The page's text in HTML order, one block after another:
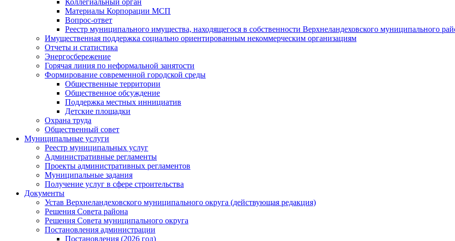
Коллегиальный орган
Материалы Корпорации МСП
Вопрос-ответ
Реестр муниципального имущества, находящегося в собственности Верхнеландеховского муниципального
Имущественная поддержка социально ориентированным некоммерческим организациям
Отчеты и статистика
Энергосбережение
Горячая линия по неформальной занятости
Формирование современной городской среды
Общественные территории
Общественное обсуждение
Поддержка местных иннициатив
Детские площадки
Охрана труда
Общественный совет
Муниципальные услуги
Реестр муниципальных услуг
Административные регламенты
Проекты административных регламентов
Муниципальные задания
Получение услуг в сфере строительства
Документы
Устав Верхнеландеховского муниципального округа (действующая редакция)
Решения Совета района
Решения Совета муниципального округа
Постановления администрации
Постановления (2026 год)